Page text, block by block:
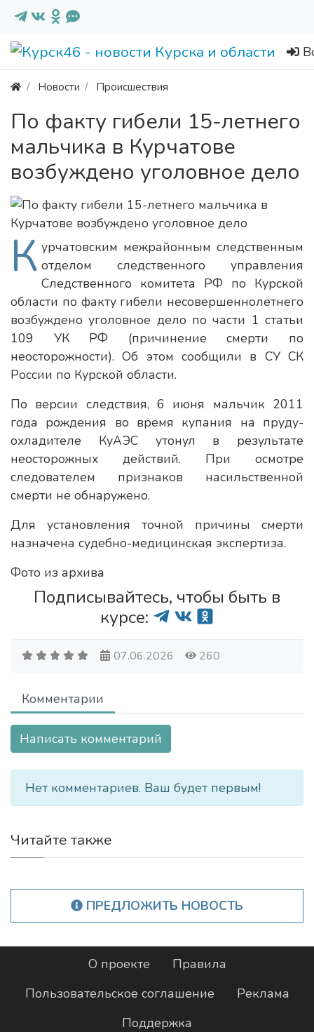
Новости Происшествия
По факту гибели 15-летнего
мальчика в Курчатове
возбуждено уголовное дело
К урчатовским межрайонным следственным
отделом следственного управления
Следственного комитета РФ по Курской
области по факту гибели несовершеннолетнего
возбуждено уголовное дело по части 1 статьи
109 УК РФ (причинение смерти по
неосторожности). Об этом сообщили в СУ СК
России по Курской области.
По версии следствия, 6 июня мальчик 2011
года рождения во время купания на пруду-
охладителе КуАЭС утонул в результате
неосторожных действий. При осмотре
следователем признаков насильственной
смерти не обнаружено.
Для установления точной причины смерти
назначена судебно-медицинская экспертиза.
Фото из архива
Подписывайтесь, чтобы быть в
курсе:
07.06.2026 260
Комментарии
Написать комментарий
Нет комментариев. Ваш будет первым!
Читайте также
ПРЕДЛОЖИТЬ НОВОСТЬ
О проекте
Правила
Пользовательское соглашение
Реклама
Поддержка